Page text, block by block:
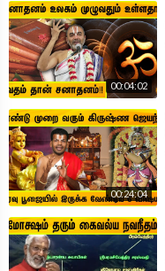
00:04:02
00:24:04